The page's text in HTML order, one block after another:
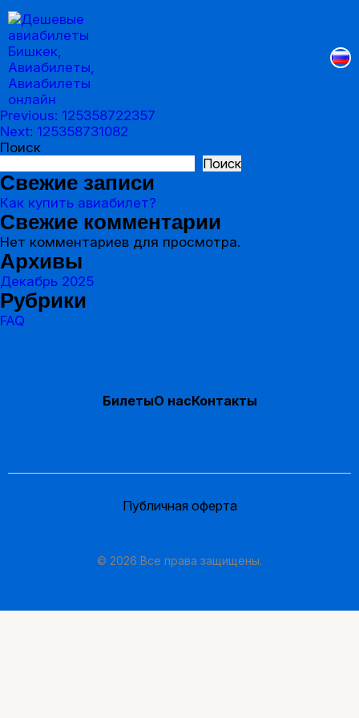
Навигация
по
записям
Previous: 125358722357
Next: 125358731082
Поиск
Поиск
Свежие записи
Как купить авиабилет?
Свежие комментарии
Нет комментариев для просмотра.
Архивы
Декабрь 2025
Рубрики
FAQ
БилетыО насКонтакты
Публичная оферта
© 2026 Все права защищены.